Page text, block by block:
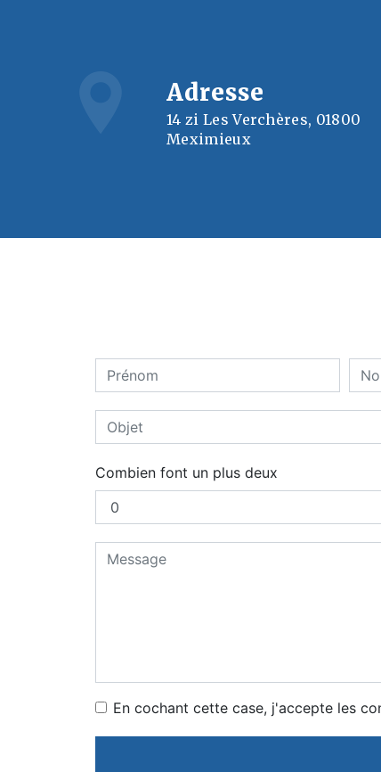
Adresse
14 zi Les Verchères, 01800
Meximieux
Combien font un plus deux
En cochant cette case, j'accepte les